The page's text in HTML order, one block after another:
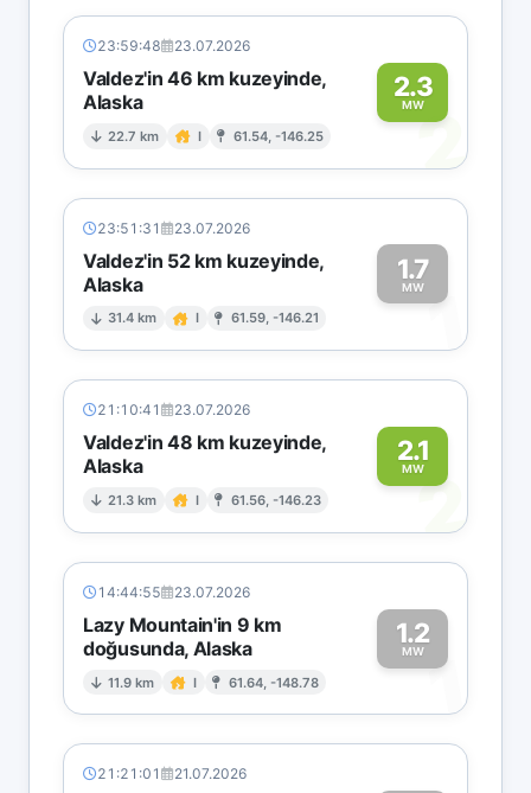
23:59:48 23.07.2026
Valdez'in 46 km kuzeyinde,
Alaska
22.7 km I 61.54, -146.25
2.3
MW2
23:51:31 23.07.2026
Valdez'in 52 km kuzeyinde,
Alaska
31.4 km I 61.59, -146.21
1.7
MW1
21:10:41 23.07.2026
Valdez'in 48 km kuzeyinde,
Alaska
21.3 km I 61.56, -146.23
2.1
MW
2
14:44:55 23.07.2026
Lazy Mountain'in 9 km
doğusunda, Alaska
11.9 km I 61.64, -148.78
1.2
MW1
21:21:01 21.07.2026